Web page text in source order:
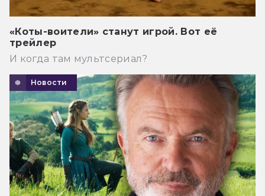
«Коты-воители» станут игрой. Вот её
трейлер
И когда там мультсериал?
Новости